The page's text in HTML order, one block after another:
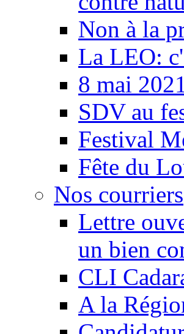
Non à la
La LEO:
8 mai
SDV au
Festival
Fête du
Nos courriers
Lettre
un bien
CLI
A la